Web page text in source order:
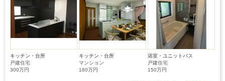
キッチン・台所
戸建住宅
300万円
キッチン・台所
マンション
180万円
浴室・ユニットバス
戸建住宅
150万円